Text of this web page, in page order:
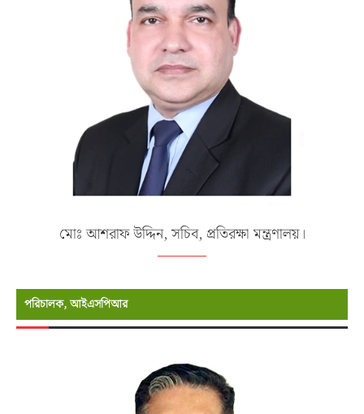
মোঃ আশরাফ উদ্দিন, সচিব, প্রতিরক্ষা মন্ত্রণালয়।
পরিচালক, আইএসপিআর